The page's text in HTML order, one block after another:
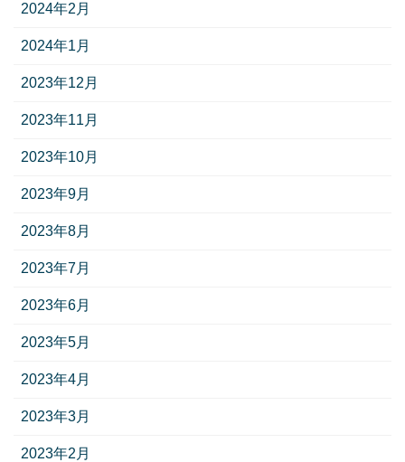
2024年2月
2024年1月
2023年12月
2023年11月
2023年10月
2023年9月
2023年8月
2023年7月
2023年6月
2023年5月
2023年4月
2023年3月
2023年2月